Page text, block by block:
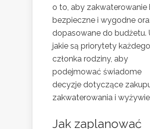
o to, aby zakwaterowanie
bezpieczne i wygodne
dopasowane do budżetu.
jakie są priorytety każdego
członka rodziny, aby
podejmować świadome
decyzje dotyczące
zakwaterowania i
Jak zaplanować